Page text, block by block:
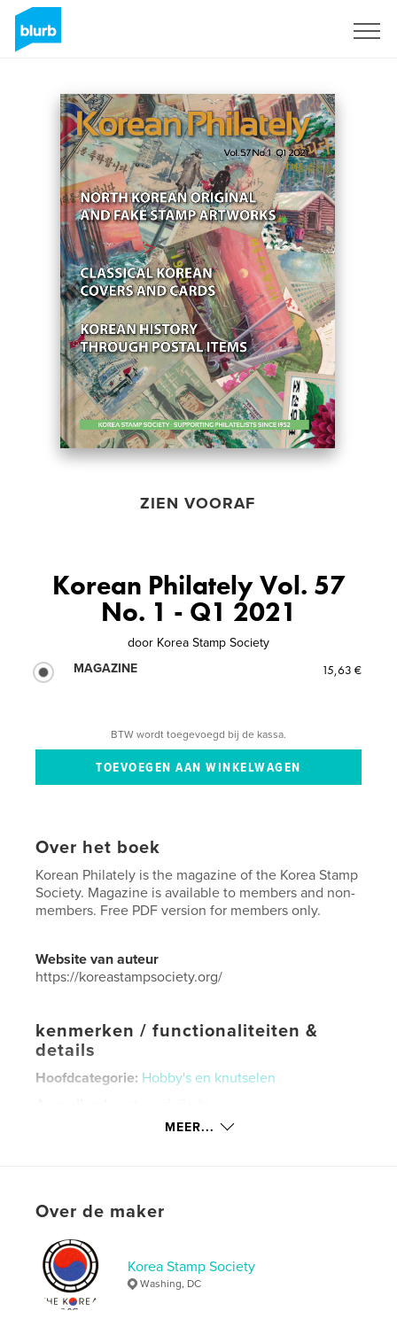
ZIEN VOORAF
Korean Philately Vol. 57
No. 1 - Q1 2021
door Korea Stamp Society
MAGAZINE
15,63 €
BTW wordt toegevoegd bij de kassa.
Over het boek
Korean Philately is the magazine of the Korea Stamp
Society. Magazine is available to members and non-
members. Free PDF version for members only.
Website van auteur
https://koreastampsociety.org/
kenmerken / functionaliteiten &
details
Hoofdcategorie: Hobby's en knutselen
US Letter, 22×28 cm
Taal
English
DPRK ,
philately
MEER...
Over de maker
Korea Stamp Society
Washing, DC